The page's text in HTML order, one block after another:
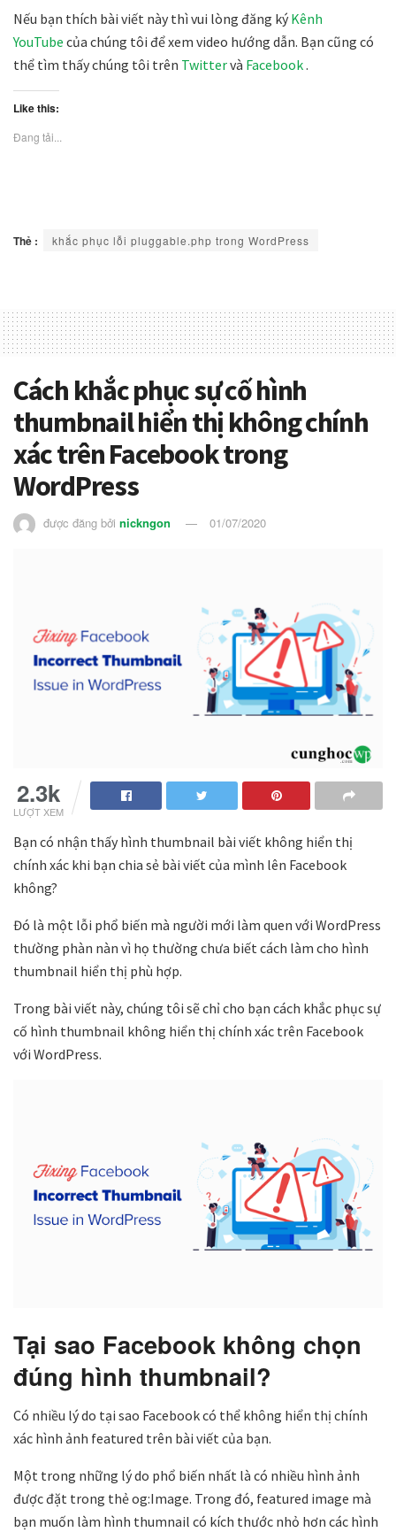
Nếu bạn thích bài viết này thì vui lòng đăng ký Kênh
YouTube của chúng tôi để xem video hướng dẫn. Bạn cũng có
thể tìm thấy chúng tôi trên Twittervà Facebook.
Like this:
Đang tải...
Thẻ : khắc phục lỗi pluggable.php trong WordPress
Cách khắc phục sự cố hình
thumbnail hiển thị không chính
xác trên Facebook trong
WordPress
được đăng bởi nickngon 01/07/2020
2.3k
LƯỢT XEM
Bạn có nhận thấy hình thumbnail bài viết không hiển thị
chính xác khi bạn chia sẻ bài viết của mình lên Facebook
không?
Đó là một lỗi phổ biến mà người mới làm quen với WordPress
thường phàn nàn vì họ thường chưa biết cách làm cho hình
thumbnail hiển thị phù hợp.
Trong bài viết này, chúng tôi sẽ chỉ cho bạn cách khắc phục sự
cố hình thumbnail không hiển thị chính xác trên Facebook
với WordPress.
Tại sao Facebook không chọn
đúng hình thumbnail?
Có nhiều lý do tại sao Facebook có thể không hiển thị chính
xác hình ảnh featured trên bài viết của bạn.
Một trong những lý do phổ biến nhất là có nhiều hình ảnh
được đặt trong thẻ og:Image. Trong đó, featured image mà
bạn muốn làm hình thumnail có kích thước nhỏ hơn các hình